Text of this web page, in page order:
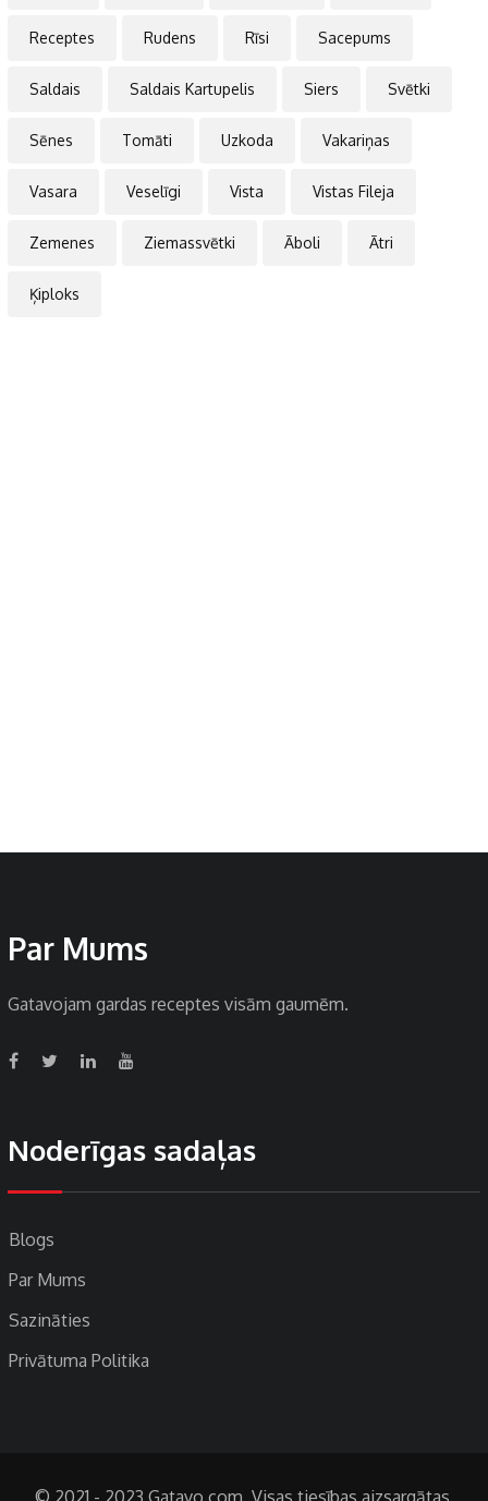
Receptes Rudens Rīsi Sacepums
Saldais Saldais Kartupelis Siers Svētki
Sēnes Tomāti Uzkoda Vakariņas
Vasara Veselīgi Vista Vistas Fileja
Zemenes Ziemassvētki Āboli Ātri
Ķiploks
Par Mums
Gatavojam gardas receptes visām gaumēm.
Noderīgas sadaļas
Blogs
Par Mums
Sazināties
Privātuma Politika